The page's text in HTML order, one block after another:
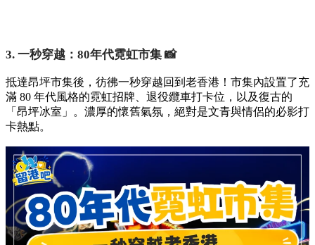
3. 一秒穿越：80年代霓虹市集 📸
抵達昂坪市集後，彷彿一秒穿越回到老香港！市集內設置了充
滿 80 年代風格的霓虹招牌、退役纜車打卡位，以及復古的
「昂坪冰室」。濃厚的懷舊氣氛，絕對是文青與情侶的必影打
卡熱點。